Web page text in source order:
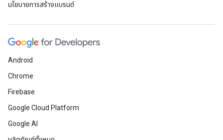
นโยบายการสร้างแบรนด์
Android
Chrome
Firebase
Google Cloud Platform
Google AI